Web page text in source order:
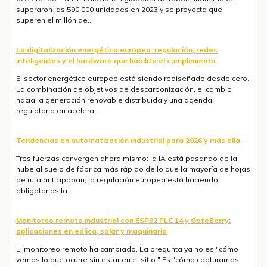
inteligentes y el hardware que habilita el cumplimiento
El sector energético europeo está siendo rediseñado desde cero.
regulatoria en acelera...
Tendencias en automatización industrial para 2026 y más allá
Tres fuerzas convergen ahora mismo: la IA está pasando de la
nube al suelo de fábrica más rápido de lo que la mayoría de hojas
Monitoreo remoto industrial con ESP32 PLC 14 y GateBerry:
aplicaciones en eólica, solar y maquinaria
El monitoreo remoto ha cambiado. La pregunta ya no es "cómo
algo fall...
LoRaWAN para agricultura de precisión: arquitectura de campo